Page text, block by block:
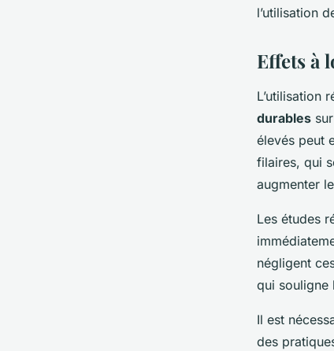
l’utilisation
Effets à
L’utilisation
durables
élevés peut
filaires, qui
augmenter
Les études
négligent
qui souligne
Il est
des